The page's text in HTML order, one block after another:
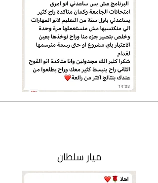
ميار سلطان